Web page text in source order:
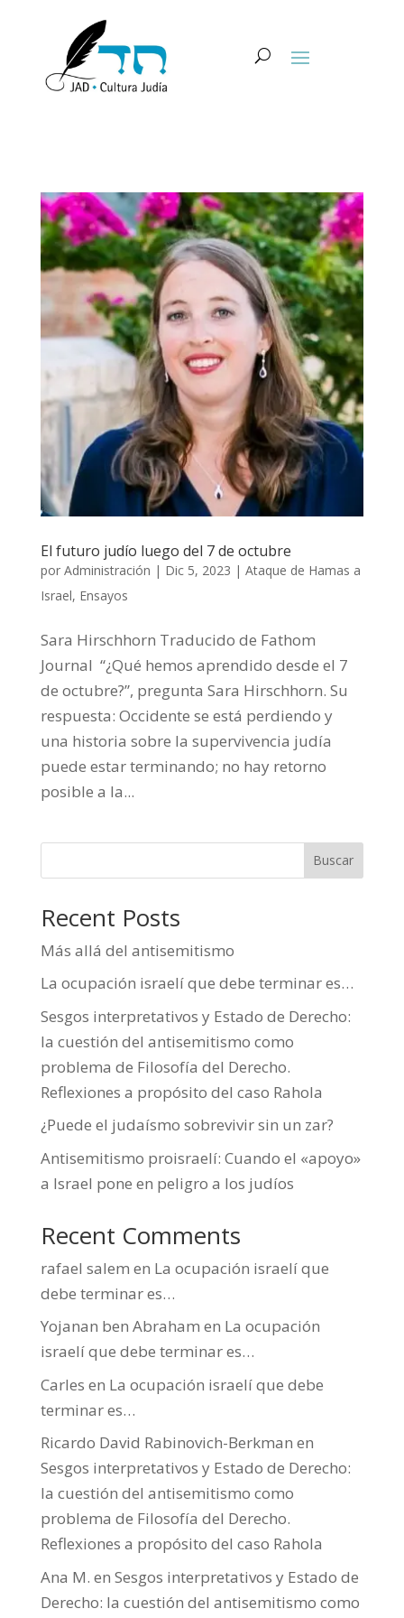
El futuro judío luego del 7 de octubre
por Administración | Dic 5, 2023 | Ataque de Hamas a
Israel, Ensayos
Sara Hirschhorn Traducido de Fathom
Journal “¿Qué hemos aprendido desde el 7
de octubre?”, pregunta Sara Hirschhorn. Su
respuesta: Occidente se está perdiendo y
una historia sobre la supervivencia judía
puede estar terminando; no hay retorno
posible a la...
Buscar
Recent Posts
Más allá del antisemitismo
La ocupación israelí que debe terminar es…
Sesgos interpretativos y Estado de Derecho:
la cuestión del antisemitismo como
problema de Filosofía del Derecho.
Reflexiones a propósito del caso Rahola
¿Puede el judaísmo sobrevivir sin un zar?
Antisemitismo proisraelí: Cuando el «apoyo»
a Israel pone en peligro a los judíos
Recent Comments
rafael salem en La ocupación israelí que
debe terminar es…
Yojanan ben Abraham en La ocupación
israelí que debe terminar es…
Carles en La ocupación israelí que debe
terminar es…
Ricardo David Rabinovich-Berkman en
Sesgos interpretativos y Estado de Derecho:
la cuestión del antisemitismo como
problema de Filosofía del Derecho.
Reflexiones a propósito del caso Rahola
Ana M. en Sesgos interpretativos y Estado de
Derecho: la cuestión del antisemitismo como